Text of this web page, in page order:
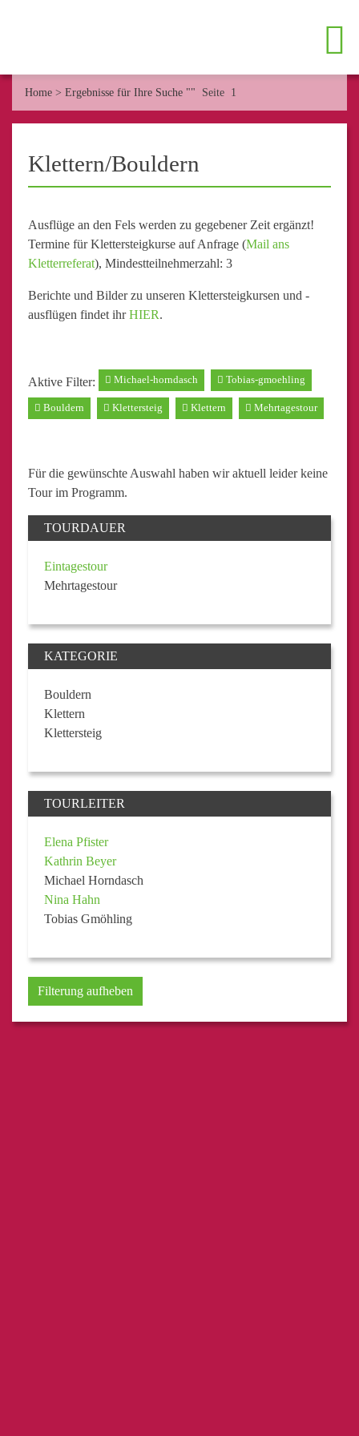
Home > Ergebnisse für Ihre Suche "" Seite 1
Klettern/Bouldern
Ausflüge an den Fels werden zu gegebener Zeit ergänzt!
Termine für Klettersteigkurse auf Anfrage (Mail ans
Kletterreferat), Mindestteilnehmerzahl: 3
Berichte und Bilder zu unseren Klettersteigkursen und -
ausflügen findet ihrHIER.
Aktive Filter: Michael-horndasch Tobias-gmoehling
Bouldern Klettersteig Klettern Mehrtagestour
Für die gewünschte Auswahl haben wir aktuell leider keine
Tour im Programm.
TOURDAUER
Eintagestour
Mehrtagestour
KATEGORIE
Bouldern
Klettern
Klettersteig
TOURLEITER
Elena Pfister
Kathrin Beyer
Michael Horndasch
Nina Hahn
Tobias Gmöhling
Filterung aufheben